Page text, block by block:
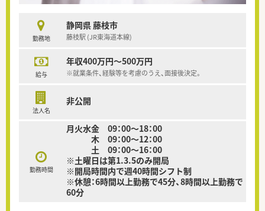
勤務地
静岡県 藤枝市
藤枝駅 (JR東海道本線)
給与
年収400万円～500万円
※就業条件、経験等を考慮のうえ、面接後決定。
法人名
非公開
勤務時間
月火水金 09：00～18：00
木 09：00～12：00
土 09：00～16：00
※土曜日は第1.3.5のみ開局
※開局時間内で週40時間シフト制
※休憩：6時間以上勤務で45分、8時間以上勤務で
60分